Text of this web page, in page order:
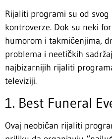
Rijaliti programi su od
kontroverze. Dok su neki
humorom i takmičenjima,
problema i neetičkih
najbizarnijih rijaliti
televiziji.
1. Best Funeral
Ovaj neobičan rijaliti